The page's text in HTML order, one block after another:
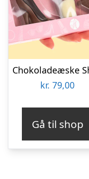
kr. 79,00
Gå til shop